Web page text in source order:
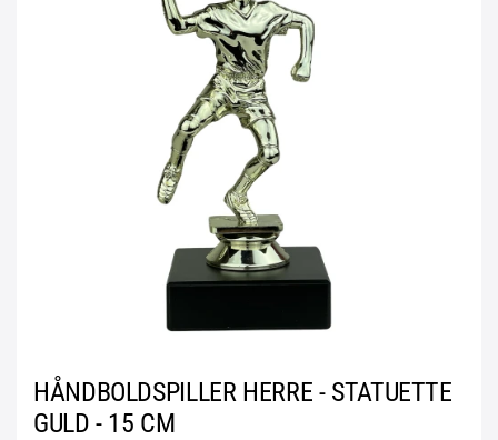
HÅNDBOLDSPILLER HERRE - STATUETTE
GULD - 15 CM